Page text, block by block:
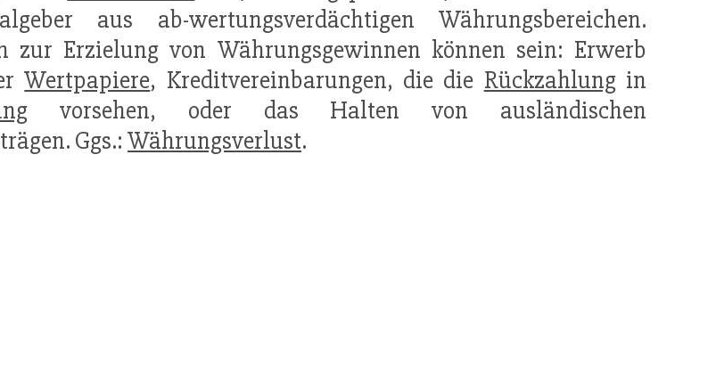
aus ab-wertungsverdächtigen Währungsbereichen.
zur Erzielung von Währungsgewinnen können sein: Erwerb
Wertpapiere, Kreditvereinbarungen, die die Rückzahlungin
vorsehen, oder das Halten von ausländischen
Ggs.: Währungsverlust.